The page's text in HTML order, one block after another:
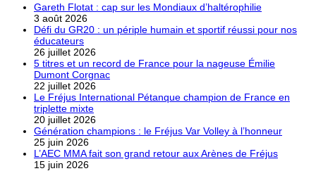
Gareth Flotat : cap sur les Mondiaux d’haltérophilie
3 août 2026
Défi du GR20 : un périple humain et sportif réussi pour nos
éducateurs
26 juillet 2026
5 titres et un record de France pour la nageuse Émilie
Dumont Corgnac
22 juillet 2026
Le Fréjus International Pétanque champion de France en
triplette mixte
20 juillet 2026
Génération champions : le Fréjus Var Volley à l’honneur
25 juin 2026
L’AEC MMA fait son grand retour aux Arènes de Fréjus
15 juin 2026